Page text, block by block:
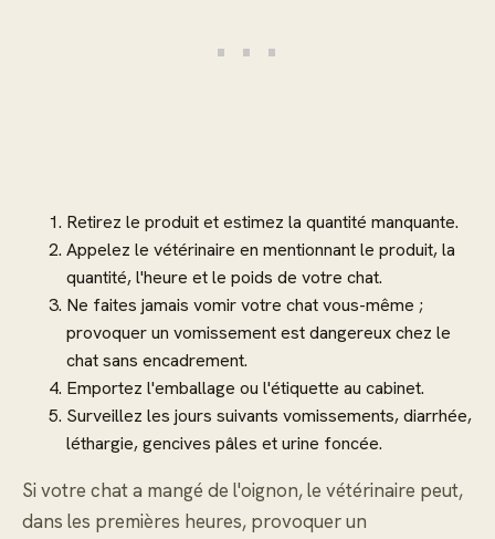
Retirez le produit et estimez la quantité manquante.
Appelez le vétérinaire en mentionnant le produit, la
quantité, l'heure et le poids de votre chat.
Ne faites jamais vomir votre chat vous-même ;
provoquer un vomissement est dangereux chez le
chat sans encadrement.
Emportez l'emballage ou l'étiquette au cabinet.
Surveillez les jours suivants vomissements, diarrhée,
léthargie, gencives pâles et urine foncée.
Si votre chat a mangé de l'oignon, le vétérinaire peut,
dans les premières heures, provoquer un